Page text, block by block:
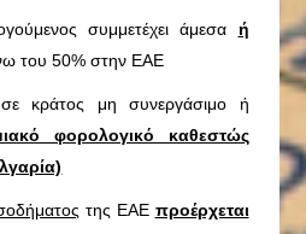
συμμετέχει άμεσα ή
του 50% στην ΕΑΕ
κράτος μη συνεργάσιμο ή
φορολογικό καθεστώς
της ΕΑΕ προέρχεται